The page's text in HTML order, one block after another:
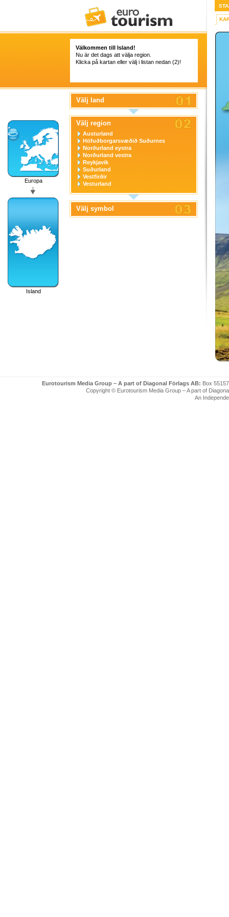
Välkommen till Island!
Nu är det dags att välja region.
Klicka på kartan eller välj i listan nedan (2)!
Europa
Island
Välj land
Välj region
Austurland
Höfuðborgarsvæðið Suðurnes
Norðurland eystra
Norðurland vestra
Reykjavik
Suðurland
Vestfirðir
Vesturland
Välj symbol
Eurotourism Media Group – A part of Diagonal Förlags AB: Box
Copyright © Eurotourism Media Group – A part of
An